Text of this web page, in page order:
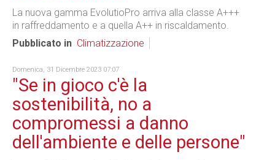
La nuova gamma EvolutioPro arriva alla classe A+++
in raffreddamento e a quella A++ in riscaldamento.
Pubblicato in Climatizzazione
Domenica, 31 Dicembre 2023 07:07
"Se in gioco c'è la
sostenibilità, no a
compromessi a danno
dell'ambiente e delle persone"